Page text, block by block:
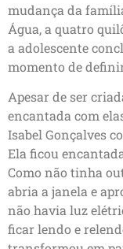
mudança da
Água, a quatro
a adolescente
momento de
Apesar de ser
encantada com
Isabel Gonçalves
Ela ficou
Como não tinha
abria a janela e
não havia luz
ficar lendo e